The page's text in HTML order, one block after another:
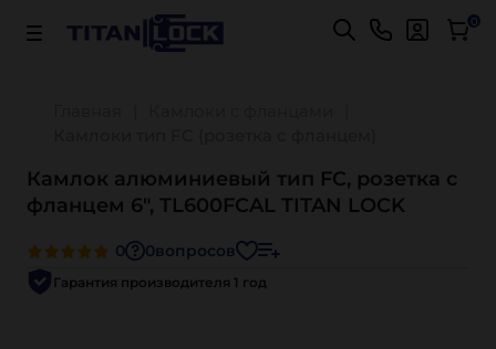
Важно! Для оплаты заказов Подробнее 0
Камлок алюминиевый тип FC, розетка с
фланцем 6", TL600FCAL TITAN LOCK
0 0вопросов
Гарантия производителя 1 год